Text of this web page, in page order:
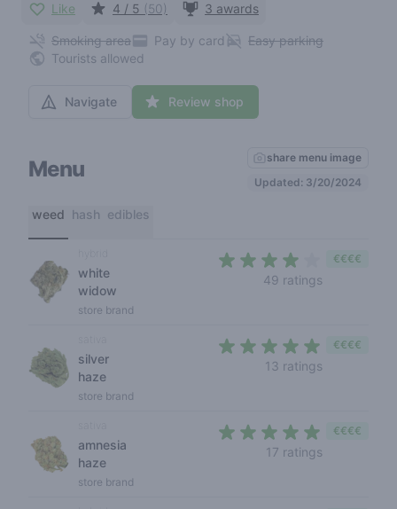
Like 4 / 5 (50) 3 awards
Smoking area Pay by card
Easy parking
Tourists allowed
Navigate Review shop
Menu
share menu image
Updated: 3/20/2024
weed hash edibles
white
widow
store brand
49 ratings
€€€€
silver
haze
store brand
13 ratings
€€€€
amnesia
haze
store brand
17 ratings
€€€€